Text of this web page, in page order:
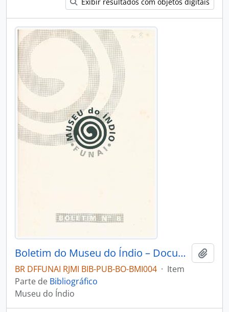
Boletim do Museu do Índio – Documentação – Nº 8
BR DFFUNAI RJMI BIB-PUB-BO-BMI004 · Item
Parte de Bibliográfico
Museu do Índio